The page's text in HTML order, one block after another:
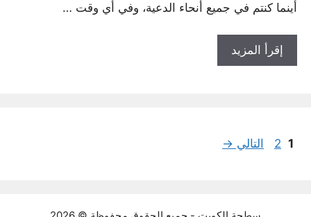
أينما كنتم في جميع أنحاء الدعية، وفي أي وقت …
إقرأ المزيد
Page
Page
2 التالي→